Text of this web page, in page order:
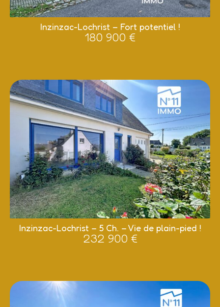
Inzinzac-Lochrist – Fort potentiel !
180 900 €
Inzinzac-Lochrist – 5 Ch. – Vie de plain-pied !
232 900 €